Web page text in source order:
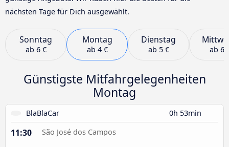
nächsten Tage für Dich ausgewählt.
Sonntag
ab 6 €
Montag
ab 4 €
Dienstag
ab 5 € ab 6
Günstigste Mitfahrgelegenheiten
Montag
BlaBlaCar 0h 53min
11:30 São José dos Campos